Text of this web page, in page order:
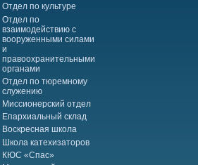
Отдел по культуре
Отдел по
взаимодействию с
вооруженными силами
и
правоохранительными
органами
Отдел по тюремному
служению
Миссионерский отдел
Епархиальный склад
Воскресная школа
Школа катехизаторов
КЮС «Спас»